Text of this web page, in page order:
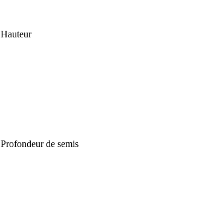
Hauteur
Profondeur de semis